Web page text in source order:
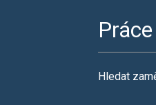
Hledat